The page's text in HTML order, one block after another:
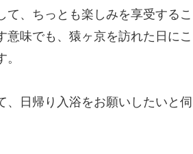
、ちっとも楽しみを享受するこ
味でも、猿ヶ京を訪れた日にこ
、日帰り入浴をお願いしたいと伺